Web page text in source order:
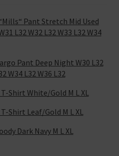
Pant Stretch Mid Used
L32 W32 L32 W33 L32 W34
Pant Deep Night W30 L32
W34 L32 W36 L32
Shirt White/Gold M L XL
Shirt Leaf/Gold M L XL
Dark Navy M L XL